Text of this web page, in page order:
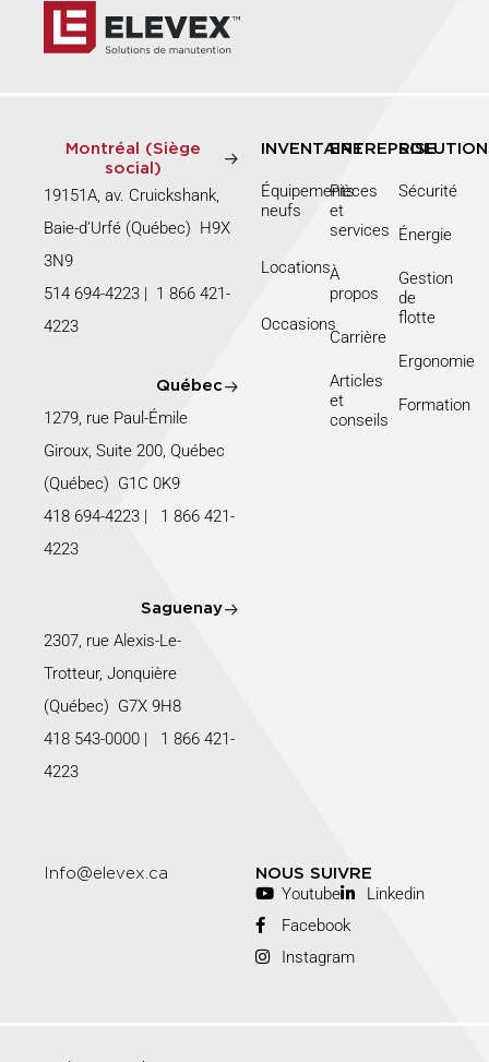
Montréal (Siège
social)
19151A, av. Cruickshank,
Baie-d’Urfé (Québec) H9X
3N9
514 694-4223 | 1 866 421-
4223
Québec
1279, rue Paul-Émile
Giroux, Suite 200, Québec
(Québec) G1C 0K9
418 694-4223 | 1 866 421-
4223
Saguenay
2307, rue Alexis-Le-
Trotteur, Jonquière
(Québec) G7X 9H8
418 543-0000 | 1 866 421-
4223
INVENTAIRE
Équipements
neufs
Locations
Occasions
ENTREPRISE
Pièces
et
services
À
propos
Carrière
Articles
et
conseils
Sécurité
Énergie
Gestion
de
flotte
Ergonomie
Formation
Info@elevex.ca NOUS SUIVRE
Youtube
Linkedin
Facebook
Instagram